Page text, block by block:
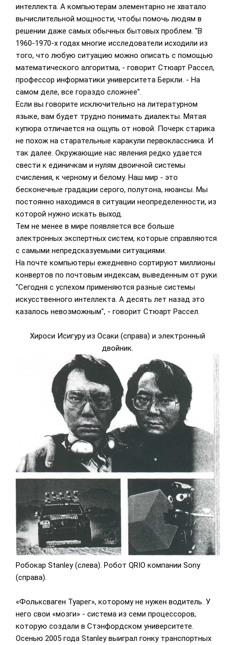
интеллекта. А компьютерам элементарно не хватало
вычислительной мощности, чтобы помочь людям в
решении даже самых обычных бытовых проблем. "В
1960-1970-х годах многие исследователи исходили из
того, что любую ситуацию можно описать с помощью
математического алгоритма, - говорит Стюарт Рассел,
профессор информатики университета Беркли. - На
самом деле, все гораздо сложнее".
Если вы говорите исключительно на литературном
языке, вам будет трудно понимать диалекты. Мятая
купюра отличается на ощупь от новой. Почерк старика
не похож на старательные каракули первоклассника. И
так далее. Окружающие нас явления редко удается
свести к единичкам и нулям двоичной системы
счисления, к черному и белому. Наш мир - это
бесконечные градации серого, полутона, нюансы. Мы
постоянно находимся в ситуации неопределенности, из
которой нужно искать выход.
Тем не менее в мире появляется все больше
электронных экспертных систем, которые справляются
с самыми непредсказуемыми ситуациями.
На почте компьютеры ежедневно сортируют миллионы
конвертов по почтовым индексам, выведенным от руки.
"Сегодня с успехом применяются разные системы
искусственного интеллекта. А десять лет назад это
казалось невозможным", - говорит Стюарт Рассел.
Хироси Исигуру из Осаки (справа) и электронный
двойник.
Робокар Stanley (слева). Робот QRIO компании Sony
(справа).
«Фольксваген Туарег», которому не нужен водитель. У
него свои «мозги» - система из семи процессоров,
которую создали в Стэнфордском университете.
Осенью 2005 года Stanley выиграл гонку транспортных